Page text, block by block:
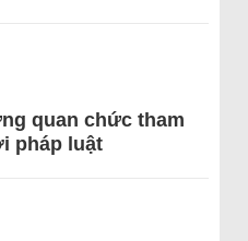
quan chức tham
pháp luật